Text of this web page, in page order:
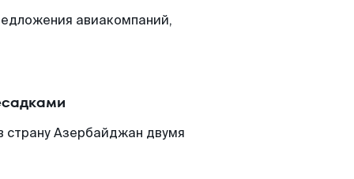
авиакомпаний,
страну Азербайджан двумя